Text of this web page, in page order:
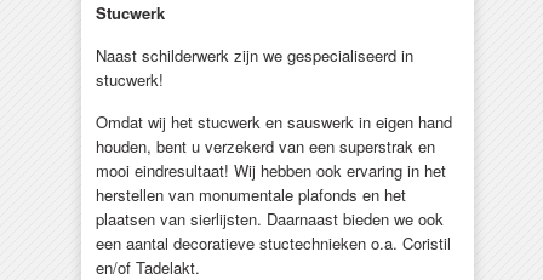
Stucwerk
Naast schilderwerk zijn we gespecialiseerd in
stucwerk!
Omdat wij het stucwerk en sauswerk in eigen hand
houden, bent u verzekerd van een superstrak en
mooi eindresultaat! Wij hebben ook ervaring in het
herstellen van monumentale plafonds en het
plaatsen van sierlijsten. Daarnaast bieden we ook
een aantal decoratieve stuctechnieken o.a. Coristil
en/of Tadelakt.